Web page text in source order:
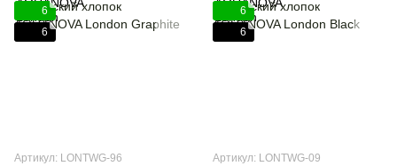
6
6
Артикул: LONTWG-96
6
6
Артикул: LONTWG-09